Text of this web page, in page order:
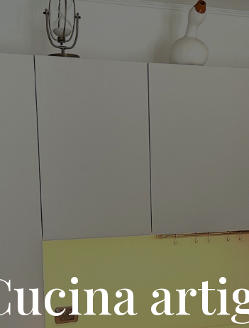
Azienda
Contatti
News